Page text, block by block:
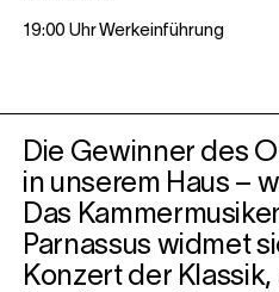
19:00 Uhr Werkeinführung
Die Gewinner des
in unserem Haus –
Das
Parnassus widmet
Konzert der